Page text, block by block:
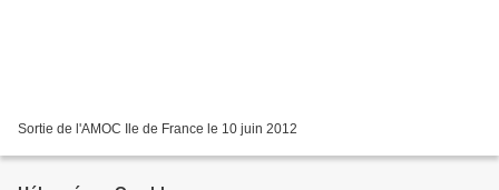
Sortie de l'AMOC Ile de France le 10 juin 2012